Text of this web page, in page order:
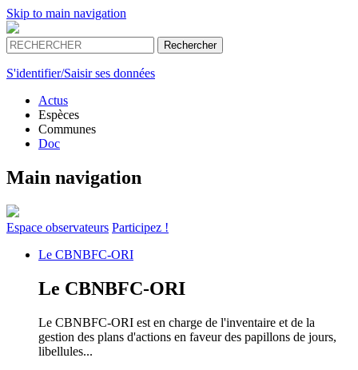
Skip to main navigation
S'identifier/Saisir ses données
Actus
Espèces
Communes
Doc
Main navigation
Espace observateurs Participez !
Le CBNBFC-ORI
Le CBNBFC-ORI
Le CBNBFC-ORI est en charge de l'inventaire et de la
gestion des plans d'actions en faveur des papillons de jours,
libellules...